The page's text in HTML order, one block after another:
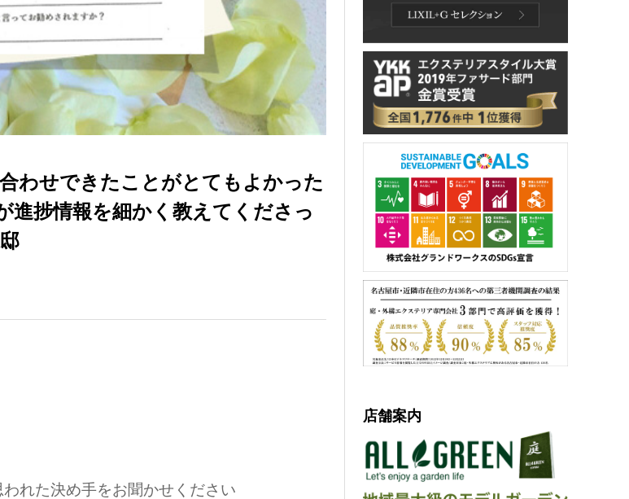
わせできたことがとてもよかった
進捗情報を細かく教えてくださっ
れた決め手をお聞かせください
店舗案内